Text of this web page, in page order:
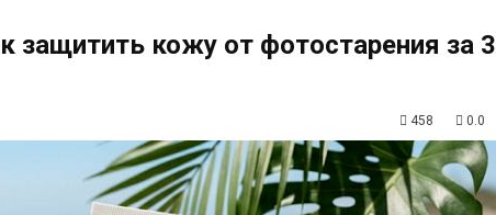
кожу от фотостарения за 3
458 0.0